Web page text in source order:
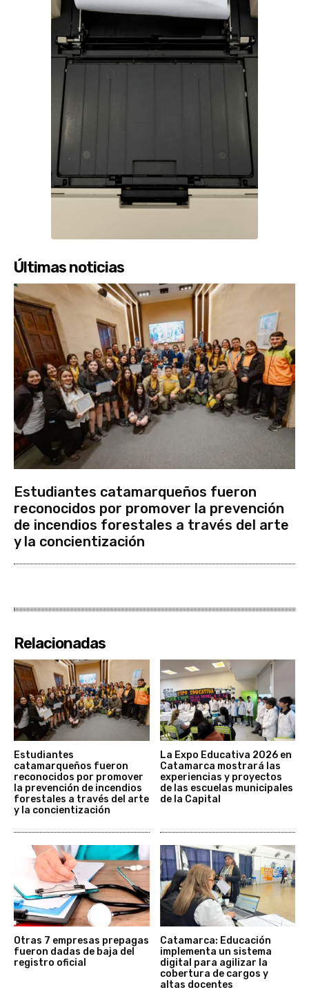
Últimas noticias
Estudiantes catamarqueños fueron
reconocidos por promover la prevención
de incendios forestales a través del arte
y la concientización
Relacionadas
Estudiantes
catamarqueños fueron
reconocidos por promover
la prevención de incendios
forestales a través del arte
y la concientización
La Expo Educativa 2026 en
Catamarca mostrará las
experiencias y proyectos
de las escuelas municipales
de la Capital
Otras 7 empresas prepagas
fueron dadas de baja del
registro oficial
Catamarca: Educación
implementa un sistema
digital para agilizar la
cobertura de cargos y
altas docentes